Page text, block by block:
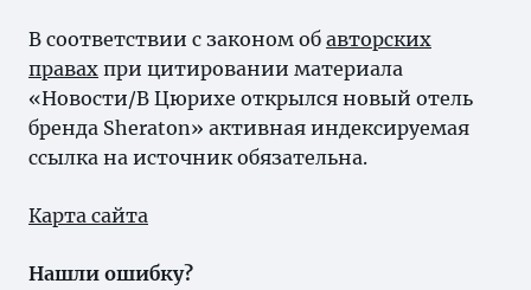
В соответствии с законом об авторских
правах при цитировании материала
«Новости/В Цюрихе открылся новый отель
бренда Sheraton» активная индексируемая
ссылка на источник обязательна.
Карта сайта
Нашли ошибку?